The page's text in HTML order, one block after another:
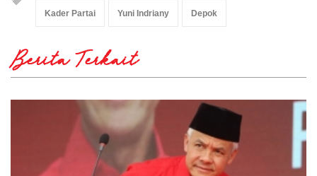
Kader Partai Yuni Indriany Depok
Berita Terkait